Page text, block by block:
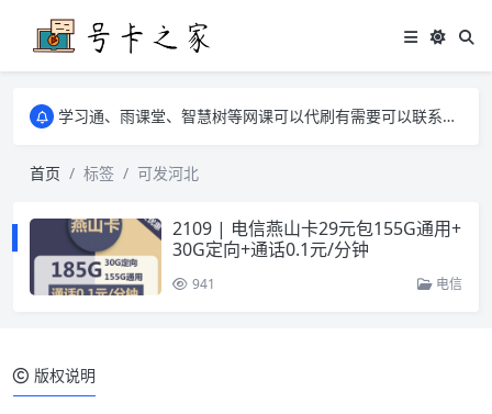
学习通、雨课堂、智慧树等网课可以代刷有需要可以联系邮箱i@tuzi.la
学习通、雨课堂、智慧树等网课可以代刷有需要可以联系邮箱i@tuzi.la
首页
标签 可发河北
2109 | 电信燕山卡29元包155G通用+
30G定向+通话0.1元/分钟
941 电信
版权说明